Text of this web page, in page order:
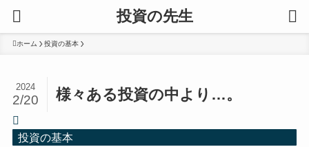
投資の先生
ホーム 投資の基本
様々ある投資の中より…。
2024
2/20
投資の基本